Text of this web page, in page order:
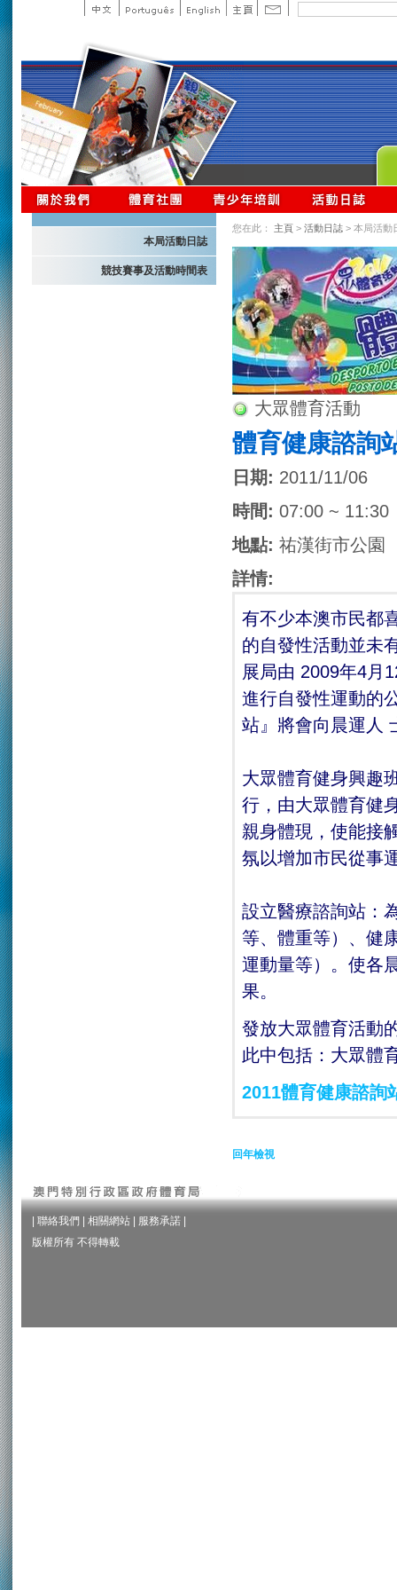
本局活動日誌
競技賽事及活動時間表
您在此： 主頁 > 活動日誌 > 本局活動
大眾體育活動
體育健康諮詢
日期: 2011/11/06
時間: 07:00 ~ 11:30
地點: 祐漢街市公園
詳情:
有不少本澳市民都
的自發性活動並未
展局由 2009年4月
進行自發性運動的
站』將會向晨運人
大眾體育健身興趣
行，由大眾體育健
親身體現，使能接
氛以增加市民從事
設立醫療諮詢站：
等、體重等）、健
運動量等）。使各
果。
發放大眾體育活動
此中包括：大眾體
2011體育健康諮詢
回年檢視
聯絡我們 相關網站 服務承諾
版權所有 不得轉載